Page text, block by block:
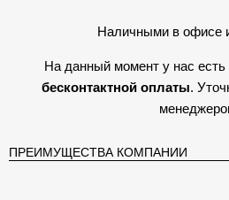
Наличными в офисе
На данный момент у нас есть
бесконтактной оплаты.
ПРЕИМУЩЕСТВА КОМПАНИИ